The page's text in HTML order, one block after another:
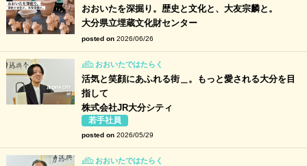
おおいたを深掘り。歴史と文化と、大友宗麟と。
大分県立埋蔵文化財センター
posted on 2026/06/26
おおいたではたらく
活気と笑顔にあふれる街＿。もっと愛される大分を目
指して
株式会社JR大分シティ
若手社員
posted on 2026/05/29
おおいたではたらく